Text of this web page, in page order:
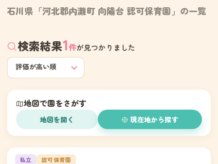
石川県「河北郡内灘町 向陽台 認可保育園」の一覧
検索結果1件が見つかりました
地図で園をさがす
地図を開く 現在地から探す
1私立 認可保育園